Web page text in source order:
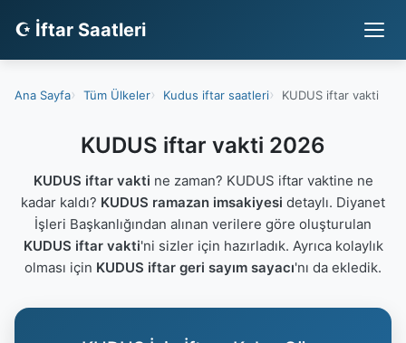
☪ İftar Saatleri
Ana Sayfa Tüm Ülkeler Kudus iftar saatleri KUDUS iftar vakti
KUDUS iftar vakti 2026
KUDUS iftar vakti ne zaman? KUDUS iftar vaktine ne
kadar kaldı? KUDUS ramazan imsakiyesi detaylı. Diyanet
İşleri Başkanlığından alınan verilere göre oluşturulan
KUDUS iftar vakti'ni sizler için hazırladık. Ayrıca kolaylık
olması için KUDUS iftar geri sayım sayacı'nı da ekledik.